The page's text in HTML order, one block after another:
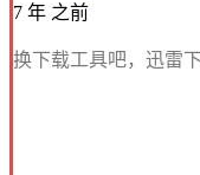
7 年 之前
换下载工具吧，迅雷